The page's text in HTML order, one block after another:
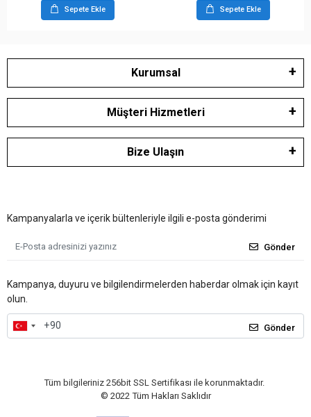
Sepete Ekle Sepete Ekle
Kurumsal
Müşteri Hizmetleri
Bize Ulaşın
Kampanyalarla ve içerik bültenleriyle ilgili e-posta gönderimi
Gönder
Kampanya, duyuru ve bilgilendirmelerden haberdar olmak için kayıt
olun.
Gönder
Tüm bilgileriniz 256bit SSL Sertifikası ile korunmaktadır.
© 2022 Tüm Hakları Saklıdır